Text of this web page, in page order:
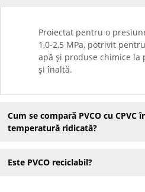
Proiectat pentru o
1,0-2,5 MPa, potrivit
apă și produse chimice la
și înaltă.
Cum se compară PVCO cu CPVC
temperatură ridicată?
Este PVCO reciclabil?